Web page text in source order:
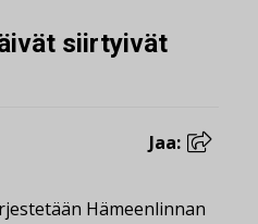
siirtyivät
Jaa:
Hämeenlinnan